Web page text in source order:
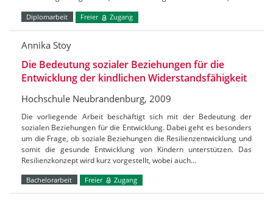
Diplomarbeit Freier Zugang
Annika Stoy
Die Bedeutung sozialer Beziehungen für die
Entwicklung der kindlichen Widerstandsfähigkeit
Hochschule Neubrandenburg, 2009
Die vorliegende Arbeit beschäftigt sich mit der Bedeutung der
sozialen Beziehungen für die Entwicklung. Dabei geht es besonders
um die Frage, ob soziale Beziehungen die Resilienzentwicklung und
somit die gesunde Entwicklung von Kindern unterstützen. Das
Resilienzkonzept wird kurz vorgestellt, wobei auch…
Bachelorarbeit Freier Zugang